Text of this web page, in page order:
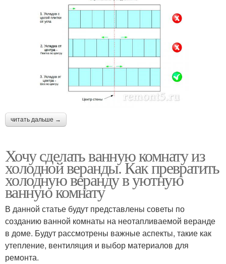
читать дальше →
Хочу сделать ванную комнату из
холодной веранды. Как превратить
холодную веранду в уютную
ванную комнату
В данной статье будут представлены советы по
созданию ванной комнаты на неотапливаемой веранде
в доме. Будут рассмотрены важные аспекты, такие как
утепление, вентиляция и выбор материалов для
ремонта.